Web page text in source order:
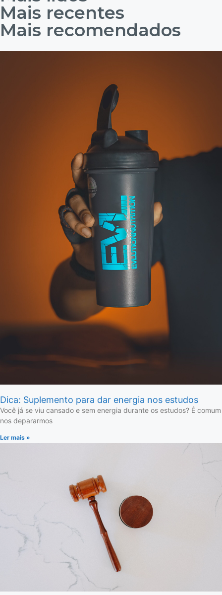
Mais recentes
Mais recomendados
Dica: Suplemento para dar energia nos estudos
Você já se viu cansado e sem energia durante os estudos? É comum
nos depararmos
Ler mais »